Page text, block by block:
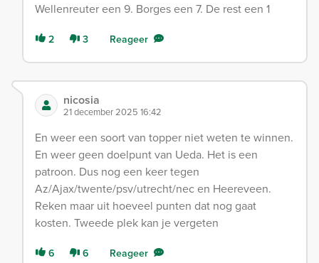
Wellenreuter een 9. Borges een 7. De rest een 1
2 3 Reageer
nicosia
21 december 2025 16:42
En weer een soort van topper niet weten te winnen.
En weer geen doelpunt van Ueda. Het is een
patroon. Dus nog een keer tegen
Az/Ajax/twente/psv/utrecht/nec en Heereveen.
Reken maar uit hoeveel punten dat nog gaat
kosten. Tweede plek kan je vergeten
6 6 Reageer